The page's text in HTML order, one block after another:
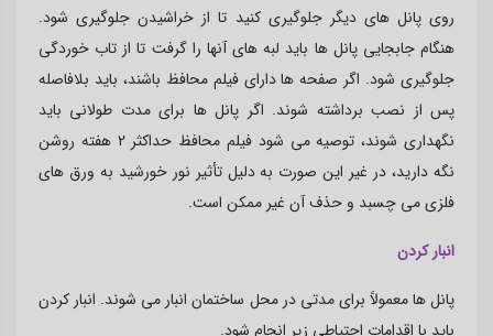
روی پانل های دیگر جلوگیری کنید تا از خراشیدن جلوگیری شود.
هنگام جابجایی پانل ها باید لبه های آنها را گرفت تا از تاب خوردگی
جلوگیری شود. اگر صفحه ها دارای فیلم محافظ باشند، باید بلافاصله
پس از نصب برداشته شوند. اگر پانل ها برای مدت طولانی باید
نگهداری شوند، توصیه می شود فیلم محافظ حداکثر 2 هفته روشن
نگه دارید، در غیر این صورت به دلیل تأثیر نور خورشید به ورق های
فلزی می چسبد و حذف آن غیر ممکن است.
انبار کردن
پانل ها معمولاً برای مدتی در محل ساختمان انبار می شوند. انبار کردن
باید با اقدامات احتیاطی زیر انجام شود.